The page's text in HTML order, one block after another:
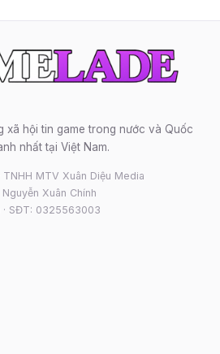
xã hội tin game trong nước và Quốc
nhất tại Việt Nam.
MTV Xuân Diệu Media
Xuân Chính
· SĐT: 0325563003